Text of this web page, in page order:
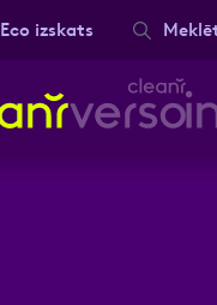
Eco izskats